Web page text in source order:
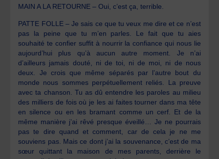
MAIN A LA RETOURNE – Oui, c’est ça, terrible.
PATTE FOLLE – Je sais ce que tu veux me dire et ce n’est
pas la peine que tu m’en parles. Le fait que tu aies
souhaité te confier suffit à nourrir la confiance qui nous lie
aujourd’hui plus qu’à aucun autre moment. Je n’ai
d’ailleurs jamais douté, ni de toi, ni de moi, ni de nous
deux. Je crois que même séparés par l’autre bout du
monde nous sommes perpétuellement reliés. La preuve
avec ta chanson. Tu as dû entendre les paroles au milieu
des milliers de fois où je les ai faites tourner dans ma tête
en silence ou en les bramant comme un cerf. Et de la
même manière j’ai rêvé presque éveillé… Je ne pourrais
pas te dire quand et comment, car de cela je ne me
souviens pas. Mais ce dont j’ai la souvenance, c’est de ma
sœur quittant la maison de mes parents, derrière le